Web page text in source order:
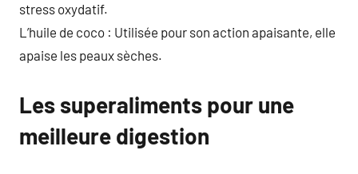
stress oxydatif.
L’huile de coco : Utilisée pour son action apaisante, elle
apaise les peaux sèches.
Les superaliments pour une
meilleure digestion